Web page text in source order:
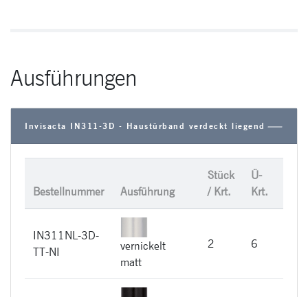
Ausführungen
Invisacta IN311-3D - Haustürband verdeckt liegend
Bestellnummer Ausführung
Stück
/ Krt.
Ü-
Krt.
IN311NL-3D-
TT-NI
vernickelt
matt
2 6